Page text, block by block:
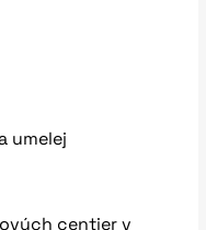
umelej
centier v